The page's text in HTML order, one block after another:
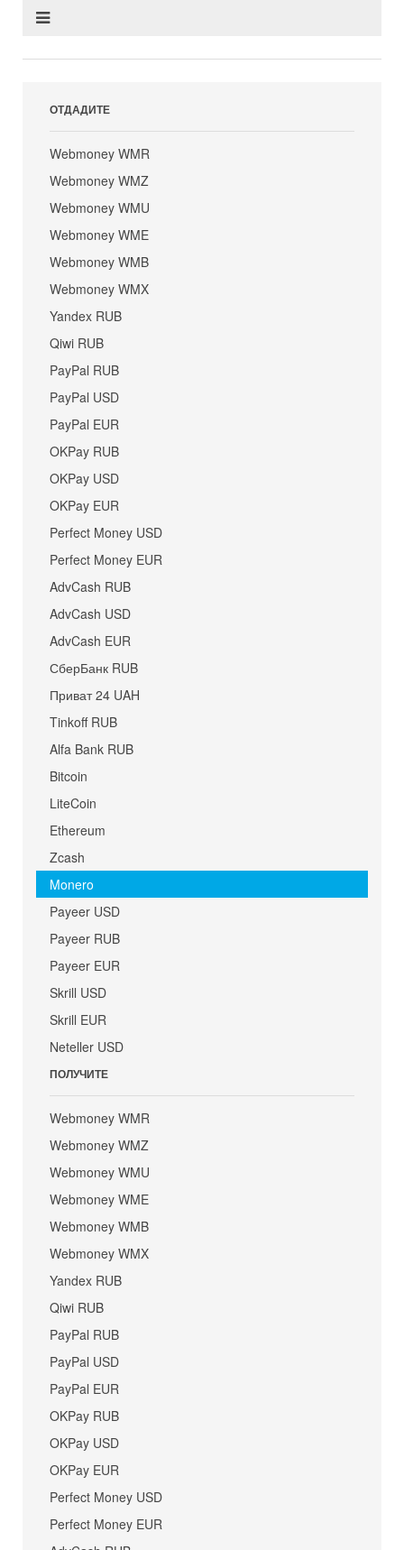
ОТДАДИТЕ
Webmoney WMR
Webmoney WMZ
Webmoney WMU
Webmoney WME
Webmoney WMB
Webmoney WMX
Yandex RUB
Qiwi RUB
PayPal RUB
PayPal USD
PayPal EUR
OKPay RUB
OKPay USD
OKPay EUR
Perfect Money USD
Perfect Money EUR
AdvCash RUB
AdvCash USD
AdvCash EUR
СберБанк RUB
Приват 24 UAH
Tinkoff RUB
Alfa Bank RUB
Bitcoin
LiteCoin
Ethereum
Zcash
Monero
Payeer USD
Payeer RUB
Payeer EUR
Skrill USD
Skrill EUR
Neteller USD
ПОЛУЧИТЕ
Webmoney WMR
Webmoney WMZ
Webmoney WMU
Webmoney WME
Webmoney WMB
Webmoney WMX
Yandex RUB
Qiwi RUB
PayPal RUB
PayPal USD
PayPal EUR
OKPay RUB
OKPay USD
OKPay EUR
Perfect Money USD
Perfect Money EUR